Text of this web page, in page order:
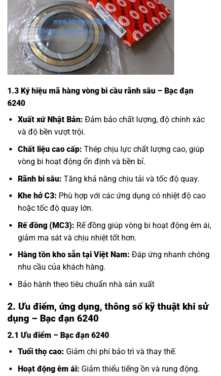
1.3 Ký hiệu mã hàng vòng bi cầu rãnh sâu – Bạc đạn
6240
Xuất xứ Nhật Bản: Đảm bảo chất lượng, độ chính xác
và độ bền vượt trội.
Chất liệu cao cấp: Thép chịu lực chất lượng cao, giúp
vòng bi hoạt động ổn định và bền bỉ.
Rãnh bi sâu: Tăng khả năng chịu tải và tốc độ quay.
Khe hở C3: Phù hợp với các ứng dụng có nhiệt độ cao
hoặc tốc độ quay lớn.
Rế đồng (MC3): Rế đồng giúp vòng bi hoạt động êm ái,
giảm ma sát và chịu nhiệt tốt hơn.
Hàng tồn kho sẵn tại Việt Nam: Đáp ứng nhanh chóng
nhu cầu của khách hàng.
Bảo hành theo tiêu chuẩn nhà sản xuất
2. Ưu điểm, ứng dụng, thông số kỹ thuật khi sử
dụng – Bạc đạn 6240
2.1 Ưu điểm – Bạc đạn 6240
Tuổi thọ cao: Giảm chi phí bảo trì và thay thế.
Hoạt động êm ái: Giảm thiểu tiếng ồn và rung động.